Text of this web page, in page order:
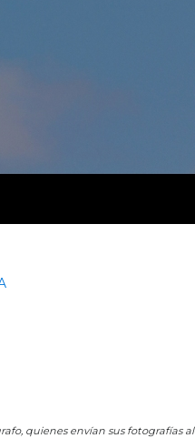
quienes envían sus fotografías